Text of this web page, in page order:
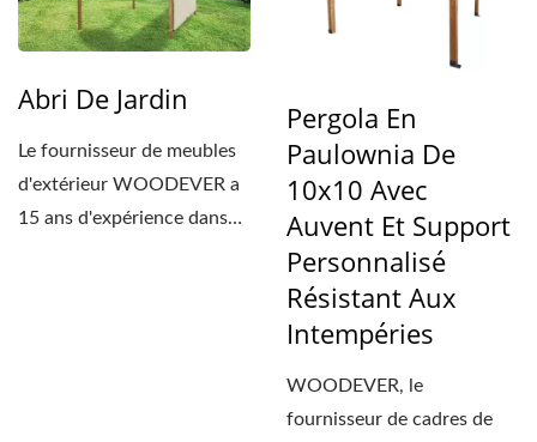
Abri De Jardin
Le fournisseur de meubles
d'extérieur WOODEVER a
15 ans d'expérience dans
Pergola En
Paulownia De
10x10 Avec
Auvent Et Support
Personnalisé
Résistant Aux
Intempéries
WOODEVER, le
fournisseur de cadres de